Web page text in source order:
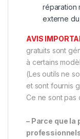
réparation
externe du
AVIS
gratuits sont
à certains
(Les outils ne
et sont fournis
Ce ne sont pas
– Parce que